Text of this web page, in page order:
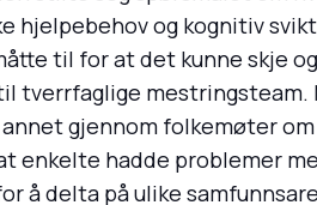
hjelpebehov og kognitiv
til for at det kunne skje
tverrfaglige mestringsteam.
gjennom folkemøter
enkelte hadde problemer
å delta på ulike